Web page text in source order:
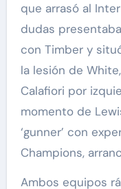
que arrasó al
dudas
con Timber y
la lesión de
Calafiori por
momento de
‘gunner’ con
Champions,
Ambos equipos